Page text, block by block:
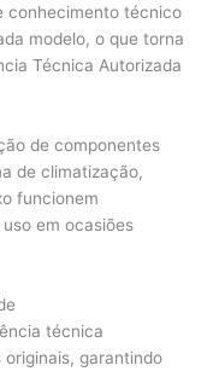
conhecimento técnico
modelo, o que torna
Técnica Autorizada
de componentes
de climatização,
funcionem
em ocasiões
técnica
garantindo